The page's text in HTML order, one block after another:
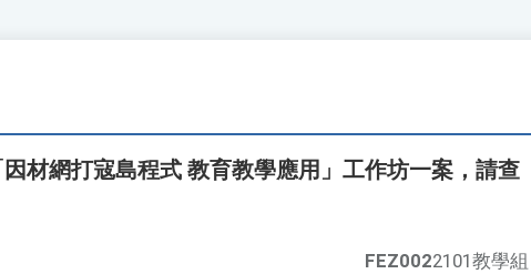
材網打寇島程式 教育教學應用」工作坊一案，請查
FEZ0022101教學組